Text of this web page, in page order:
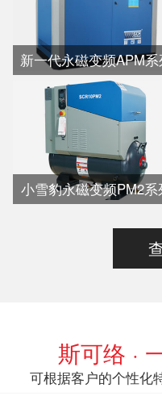
新一代永磁变频APM系
小雪豹永磁变频PM2系
斯可络 ·
可根据客户的个性化